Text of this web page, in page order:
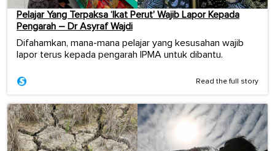
Pelajar Yang Terpaksa ‘Ikat Perut’ Wajib Lapor Kepada
Pengarah – Dr Asyraf Wajdi
Difahamkan, mana-mana pelajar yang kesusahan wajib
lapor terus kepada pengarah IPMA untuk dibantu.
Read the full story